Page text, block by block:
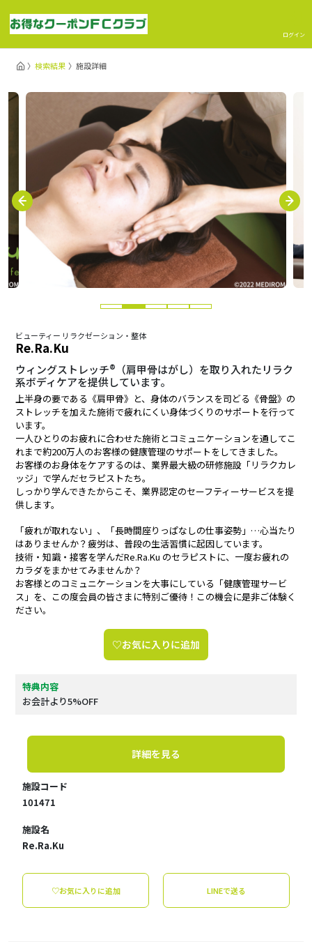
ログイン
検索結果 施設詳細
ビューティー リラクゼーション・整体
Re.Ra.Ku
ウィングストレッチ®（肩甲骨はがし）を取り入れたリラク
系ボディケアを提供しています。
上半身の要である《肩甲骨》と、身体のバランスを司どる《骨盤》の
ストレッチを加えた施術で疲れにくい身体づくりのサポートを行って
います。
一人ひとりのお疲れに合わせた施術とコミュニケーションを通してこ
れまで約200万人のお客様の健康管理のサポートをしてきました。
お客様のお身体をケアするのは、業界最大級の研修施設「リラクカレ
ッジ」で学んだセラピストたち。
しっかり学んできたからこそ、業界認定のセーフティーサービスを提
供します。
「疲れが取れない」、「長時間座りっぱなしの仕事姿勢」…心当たり
はありませんか？疲労は、普段の生活習慣に起因しています。
技術・知識・接客を学んだRe.Ra.Ku のセラピストに、一度お疲れの
カラダをまかせてみませんか？
お客様とのコミュニケーションを大事にしている「健康管理サービ
ス」を、この度会員の皆さまに特別ご優待！この機会に是非ご体験く
ださい。
♡お気に入りに追加
特典内容
お会計より5%OFF
詳細を見る
施設コード
101471
施設名
Re.Ra.Ku
♡お気に入りに追加 LINEで送る